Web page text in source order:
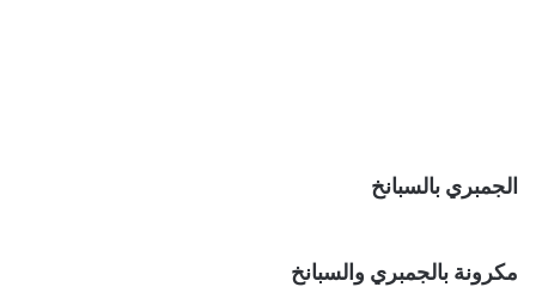
الجمبري بالسبانخ
مكرونة بالجمبري والسبانخ